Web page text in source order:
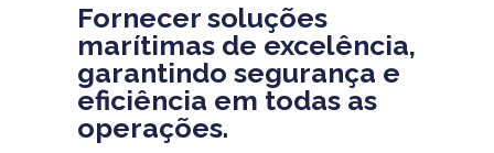
Fornecer soluções
marítimas de excelência,
garantindo segurança e
eficiência em todas as
operações.